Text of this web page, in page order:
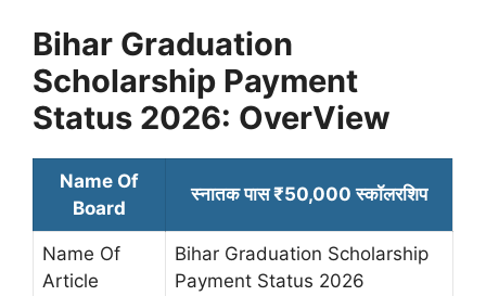
Bihar Graduation
Scholarship Payment
Status 2026: OverView
Name Of
Board
स्नातक पास ₹50,000 स्कॉलरशिप
Name Of
Article
Bihar Graduation Scholarship
Payment Status 2026